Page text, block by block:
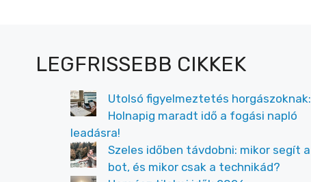
LEGFRISSEBB CIKKEK
Utolsó figyelmeztetés horgászoknak:
Holnapig maradt idő a fogási napló
leadásra!
Szeles időben távdobni: mikor segít a
bot, és mikor csak a technikád?